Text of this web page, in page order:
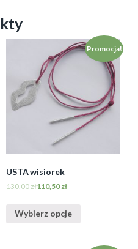
Promocja!
USTA wisiorek
130,00zł110,50zł
Wybierz opcje